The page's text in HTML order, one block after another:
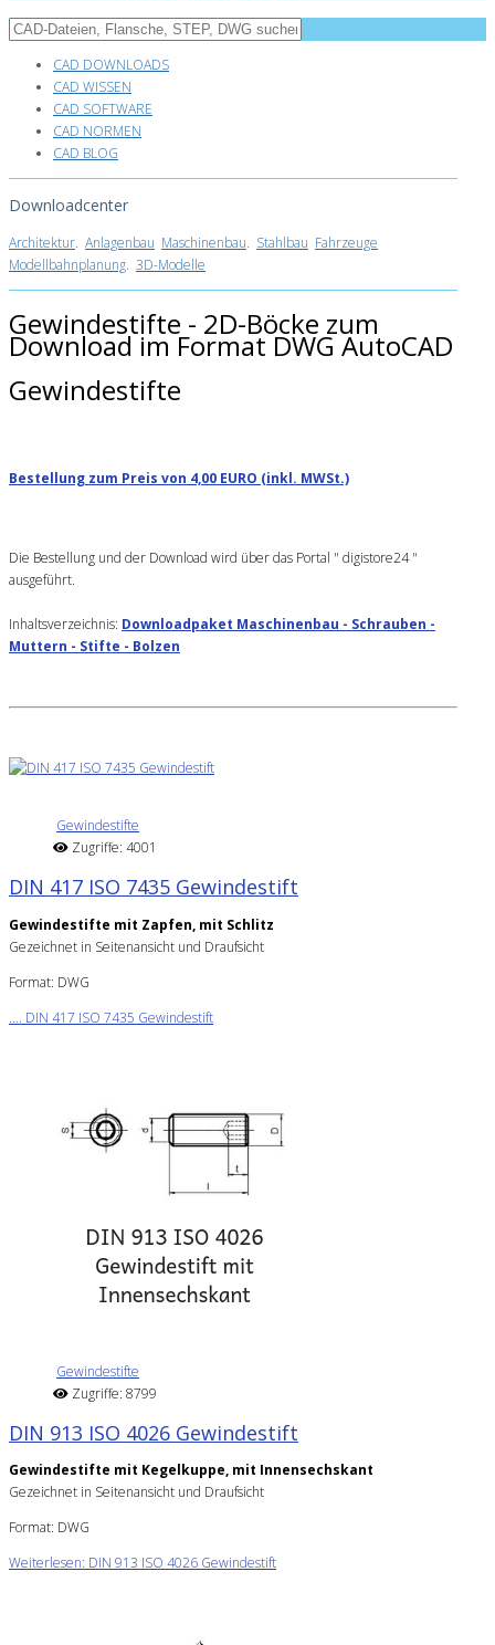
CAD DOWNLOADS
CAD WISSEN
CAD SOFTWARE
CAD NORMEN
CAD BLOG
Downloadcenter
Architektur. Anlagenbau Maschinenbau. Stahlbau Fahrzeuge
Modellbahnplanung. 3D-Modelle
Gewindestifte - 2D-Böcke zum
Download im Format DWG AutoCAD
Gewindestifte
Bestellung zum Preis von 4,00 EURO (inkl. MWSt.)
Die Bestellung und der Download wird über das Portal " digistore24 "
ausgeführt.
Inhaltsverzeichnis: Downloadpaket Maschinenbau - Schrauben -
Muttern - Stifte - Bolzen
Gewindestifte
Zugriffe: 4001
DIN 417 ISO 7435 Gewindestift
Gewindestifte mit Zapfen, mit Schlitz
Gezeichnet in Seitenansicht und Draufsicht
Format: DWG
.... DIN 417 ISO 7435 Gewindestift
Gewindestifte
Zugriffe: 8799
DIN 913 ISO 4026 Gewindestift
Gewindestifte mit Kegelkuppe, mit Innensechskant
Gezeichnet in Seitenansicht und Draufsicht
Format: DWG
Weiterlesen: DIN 913 ISO 4026 Gewindestift